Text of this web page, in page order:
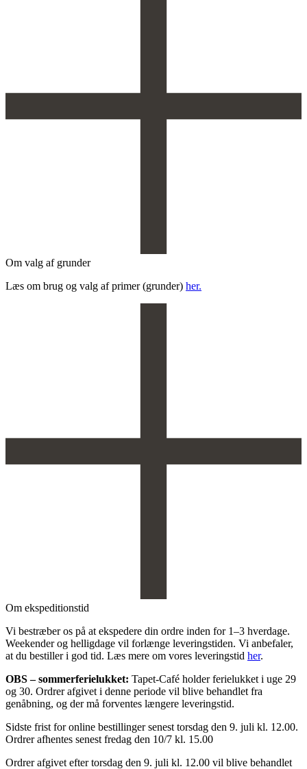
Om valg af grunder
Læs om brug og valg af primer (grunder) her.
Om ekspeditionstid
Vi bestræber os på at ekspedere din ordre inden for 1–3 hverdage.
Weekender og helligdage vil forlænge leveringstiden. Vi anbefaler,
at du bestiller i god tid. Læs mere om vores leveringstid her.
OBS – sommerferielukket: Tapet-Café holder ferielukket i uge 29
og 30. Ordrer afgivet i denne periode vil blive behandlet fra
genåbning, og der må forventes længere leveringstid.
Sidste frist for online bestillinger senest torsdag den 9. juli kl. 12.00.
Ordrer afhentes senest fredag den 10/7 kl. 15.00
Ordrer afgivet efter torsdag den 9. juli kl. 12.00 vil blive behandlet